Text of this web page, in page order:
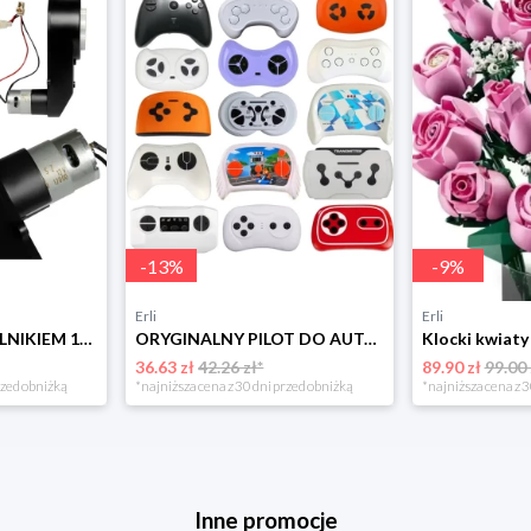
PRZEKŁADNIA Z SILNIKIEM 12V/20000rpm/45W Silnik Napęd do auta na akumulator
obniżką
-13%
Erli
ORYGINALNY PILOT DO AUTA NA AKUMULATOR DLA DZIECI zdalnie sterowany 2.4 G
36.63 zł42.26 zł*
*najniższa cena z 30 dni przed obniżką
-9%
Erli
89.90 zł99.00
*najniższa cena z
Inne promocje